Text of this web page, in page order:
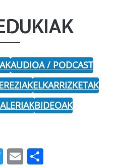
AUDIOA / PODCAST
ELKARRIZKETAK
BIDEOAK
Twitter
Email